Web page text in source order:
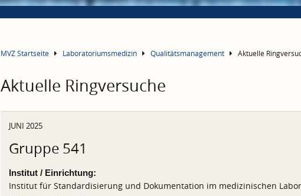
MVZ Startseite Laboratoriumsmedizin Qualitätsmanagement Aktuelle
Aktuelle Ringversuche
JUNI 2025
Gruppe 541
Institut / Einrichtung:
Institut für Standardisierung und Dokumentation im medizinischen